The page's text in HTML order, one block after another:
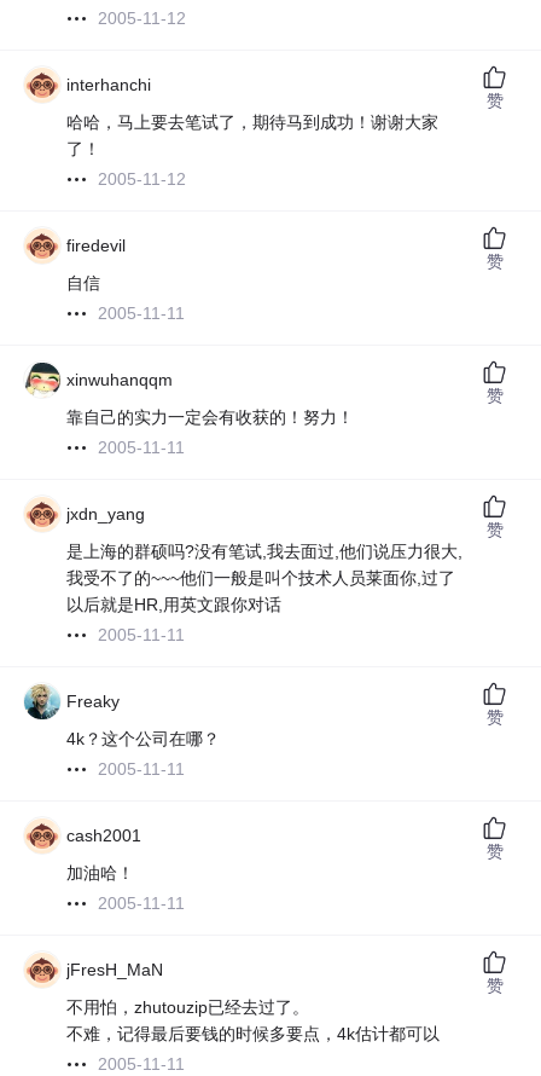
2005-11-12
interhanchi
哈哈，马上要去笔试了，期待马到成功！谢谢大家
了！
2005-11-12
赞
firedevil
自信
2005-11-11
赞
xinwuhanqqm
靠自己的实力一定会有收获的！努力！
2005-11-11
赞
jxdn_yang
是上海的群硕吗?没有笔试,我去面过,他们说压力很大,
我受不了的~~~他们一般是叫个技术人员莱面你,过了
以后就是HR,用英文跟你对话
2005-11-11
赞
Freaky
4k？这个公司在哪？
2005-11-11
赞
cash2001
加油哈！
2005-11-11
赞
jFresH_MaN
不用怕，zhutouzip已经去过了。
不难，记得最后要钱的时候多要点，4k估计都可以
2005-11-11
赞